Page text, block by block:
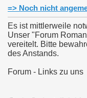
=> Noch nicht
Es ist mittlerweile
Unser "Forum
vereitelt. Bitte
des Anstands.
Forum - Links zu uns